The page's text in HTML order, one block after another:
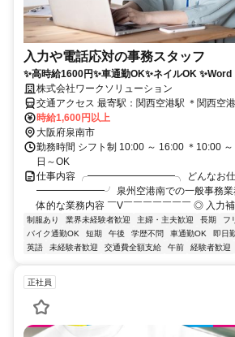
入力や電話応対の事務スタッフ
✨高時給1600円✨車通勤OK✨ネイルOK ✨Word・Excelの基本操作がで
きればOK！
株式会社ワークソリューション
交通アクセス 最寄駅：関西空港駅 ＊関西空港駅からバス ＊車通勤
OK（駐車場あり）
時給1,600円以上
大阪府泉南市
勤務時間 シフト制 10:00 ～ 16:00 ＊10:00
日～OK
仕事内容 ╭━━━━━━━━━╮ どんなお仕
━━━━━━━╯ 泉州空港南での一般事務業
体的な業務内容 ￣V￣￣￣￣￣￣￣ ◎ 入力補
制服あり 業界未経験者歓迎 主婦・主夫歓迎 長期 フ
バイク通勤OK
短期 午後 学歴不問 車通勤OK 即日
英語
未経験者歓迎 交通費全額支給 午前 経験者歓迎
正社員